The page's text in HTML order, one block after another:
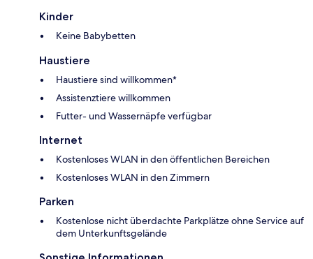
Kinder
Keine Babybetten
Haustiere
Haustiere sind willkommen*
Assistenztiere willkommen
Futter- und Wassernäpfe verfügbar
Internet
Kostenloses WLAN in den öffentlichen Bereichen
Kostenloses WLAN in den Zimmern
Parken
Kostenlose nicht überdachte Parkplätze ohne Service auf
dem Unterkunftsgelände